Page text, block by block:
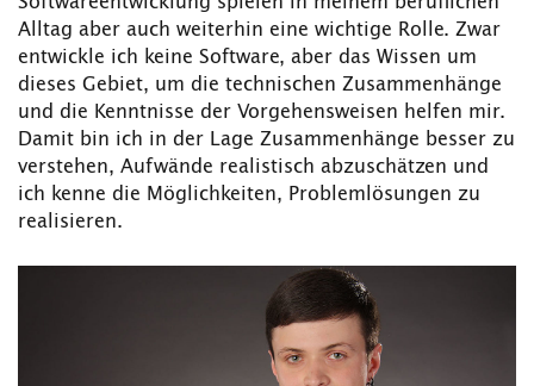
Alltag aber auch weiterhin eine wichtige Rolle. Zwar
entwickle ich keine Software, aber das Wissen um
dieses Gebiet, um die technischen Zusammenhänge
und die Kenntnisse der Vorgehensweisen helfen mir.
Damit bin ich in der Lage Zusammenhänge besser zu
verstehen, Aufwände realistisch abzuschätzen und
ich kenne die Möglichkeiten, Problemlösungen zu
realisieren.